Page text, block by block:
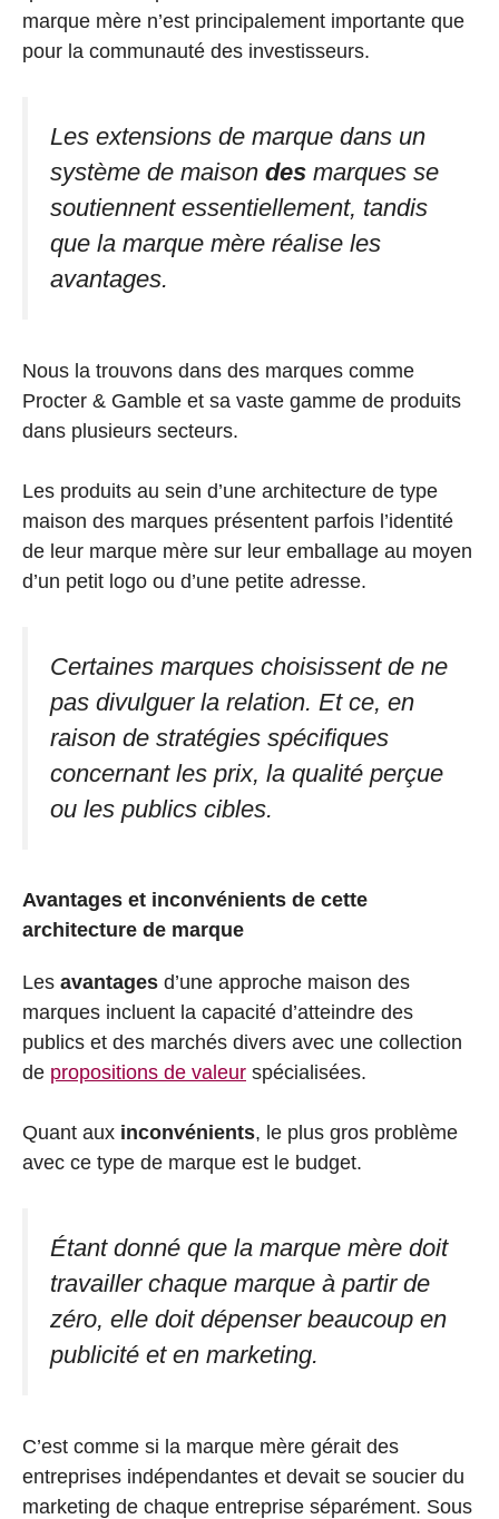
marque mère n’est principalement importante que
pour la communauté des investisseurs.
Les extensions de marque dans un
système de maison des marques se
soutiennent essentiellement, tandis
que la marque mère réalise les
avantages.
Nous la trouvons dans des marques comme
Procter & Gamble et sa vaste gamme de produits
dans plusieurs secteurs.
Les produits au sein d’une architecture de type
maison des marques présentent parfois l’identité
de leur marque mère sur leur emballage au moyen
d’un petit logo ou d’une petite adresse.
Certaines marques choisissent de ne
pas divulguer la relation. Et ce, en
raison de stratégies spécifiques
concernant les prix, la qualité perçue
ou les publics cibles.
Avantages et inconvénients de cette
architecture de marque
Les avantages d’une approche maison des
marques incluent la capacité d’atteindre des
publics et des marchés divers avec une collection
de propositions de valeur spécialisées.
Quant aux inconvénients, le plus gros problème
avec ce type de marque est le budget.
Étant donné que la marque mère doit
travailler chaque marque à partir de
zéro, elle doit dépenser beaucoup en
publicité et en marketing.
C’est comme si la marque mère gérait des
entreprises indépendantes et devait se soucier du
marketing de chaque entreprise séparément. Sous